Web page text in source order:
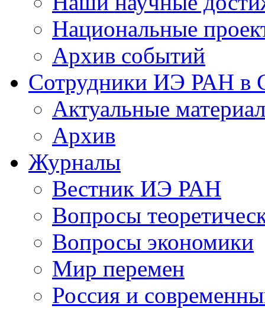
Национальные
Архив событий
Сотрудники ИЭ РАН
Актуальные
Архив
Журналы
Вестник ИЭ РАН
Вопросы
Вопросы экономики
Мир перемен
Россия и